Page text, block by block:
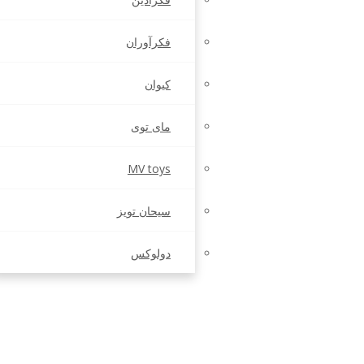
فکرآوران
کیوان
مای توی
MV toys
سیحان تویز
دولوکس